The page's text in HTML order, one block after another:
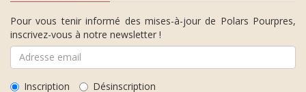
Pour vous tenir informé des mises-à-jour de Polars Pourpres,
inscrivez-vous à notre newsletter !
Inscription Désinscription